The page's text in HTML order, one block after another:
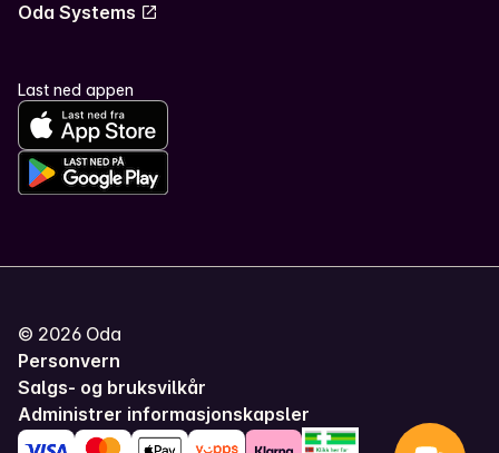
Oda Systems
Last ned appen
© 2026 Oda
Personvern
Salgs- og bruksvilkår
Administrer informasjonskapsler